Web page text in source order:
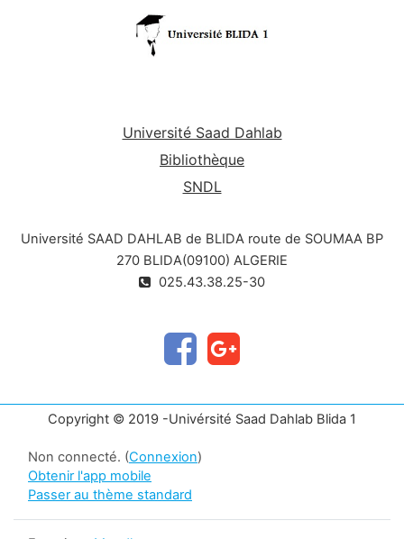
Université Saad Dahlab
Bibliothèque
SNDL
Université SAAD DAHLAB de BLIDA route de SOUMAA BP
270 BLIDA(09100) ALGERIE
025.43.38.25-30
Copyright © 2019 -Univérsité Saad Dahlab Blida 1
Non connecté. (Connexion)
Obtenir l'app mobile
Passer au thème standard